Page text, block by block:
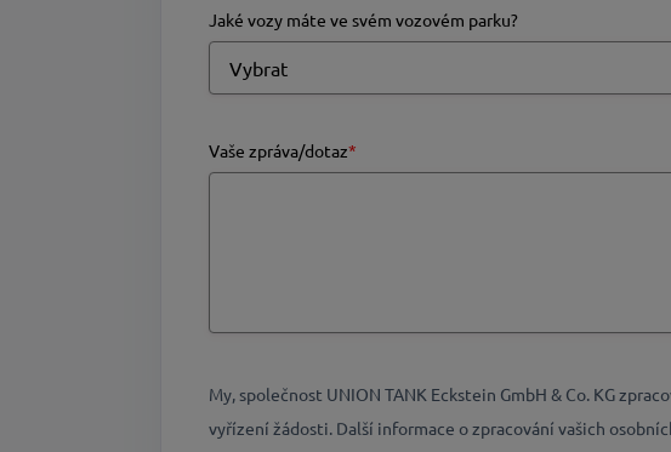
Jaké vozy máte ve svém vozovém parku?
Vaše zpráva/dotaz*
My, společnost UNION TANK Eckstein GmbH & Co. KG
vyřízení žádosti. Další informace o zpracování vašich